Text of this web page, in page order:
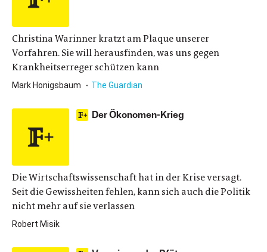
Christina Warinner kratzt am Plaque unserer
Vorfahren. Sie will herausfinden, was uns gegen
Krankheitserreger schützen kann
Mark Honigsbaum The Guardian
Der Ökonomen-Krieg
Die Wirtschaftswissenschaft hat in der Krise versagt.
Seit die Gewissheiten fehlen, kann sich auch die Politik
nicht mehr auf sie verlassen
Robert Misik